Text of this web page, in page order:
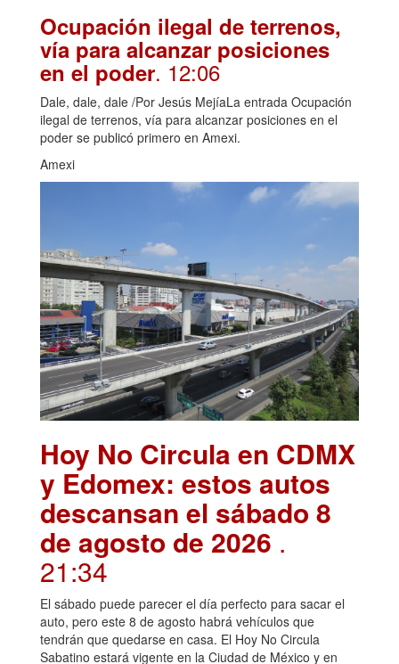
Ocupación ilegal de terrenos,
vía para alcanzar posiciones
en el poder. 12:06
Dale, dale, dale /Por Jesús MejíaLa entrada Ocupación
ilegal de terrenos, vía para alcanzar posiciones en el
poder se publicó primero en Amexi.
Amexi
Hoy No Circula en CDMX
y Edomex: estos autos
descansan el sábado 8
de agosto de 2026 .
21:34
El sábado puede parecer el día perfecto para sacar el
auto, pero este 8 de agosto habrá vehículos que
tendrán que quedarse en casa. El Hoy No Circula
Sabatino estará vigente en la Ciudad de México y en